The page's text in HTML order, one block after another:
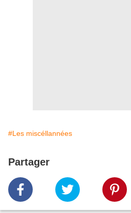
#Les miscéllannées
Partager